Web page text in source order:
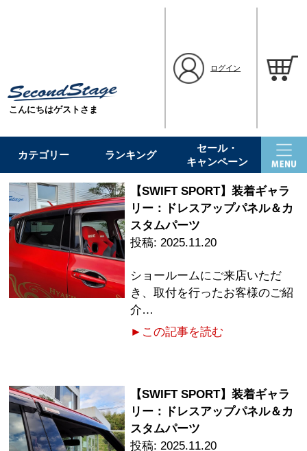
こんにちはゲストさま
ログイン
カテゴリー ランキング
セール・
キャンペーン
【SWIFT SPORT】装着ギャラ
リー：ドレスアップパネル＆カ
スタムパーツ
2025.11.20
ショールームにご来店いただ
き、取付を行ったお客様のご紹
介…
►この記事を読む
【SWIFT SPORT】装着ギャラ
リー：ドレスアップパネル＆カ
スタムパーツ
2025.11.20